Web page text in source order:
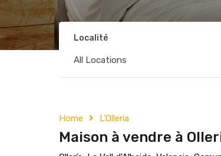
Localité
All Locations
Home L’Olleria
Maison à vendre à